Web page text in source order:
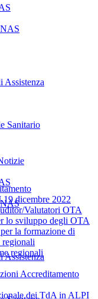
Sanitario
dicembre 2022
Valutatori OTA
lo sviluppo degli OTA
la formazione di
regionali
regionali
Accreditamento
dei TdA in ALPI